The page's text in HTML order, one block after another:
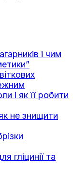
і чим
і як її робити
не знищити
гліцинії та